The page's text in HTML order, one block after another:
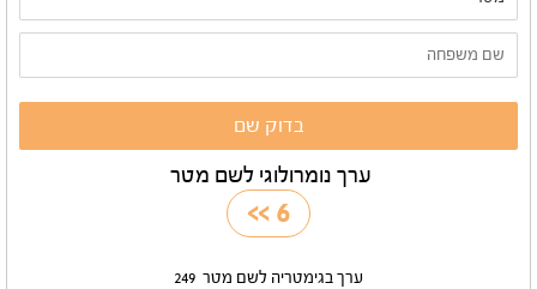
ערך נומרולוגי לשם מטר
6
>>
ערך בגימטריה לשם מטר 249